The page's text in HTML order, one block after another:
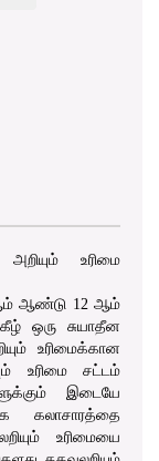
உரிமை
ஆண்டு 12 ஆம்
ஒரு சுயாதீன
உரிமைக்கான
உரிமை சட்டம்
இடையே
கலாசாரத்தை
உரிமையை